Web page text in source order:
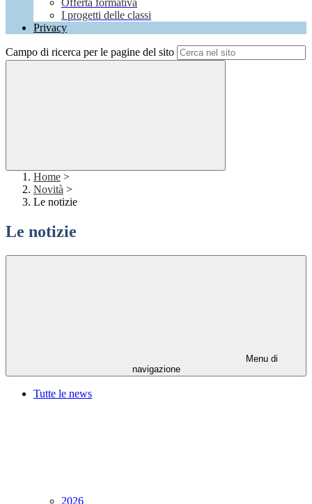
Offerta formativa
I progetti delle classi
Privacy
Campo di ricerca per le pagine del sito
Home >
Novità >
Le notizie
Le notizie
Menu di
navigazione
Tutte le news
2026